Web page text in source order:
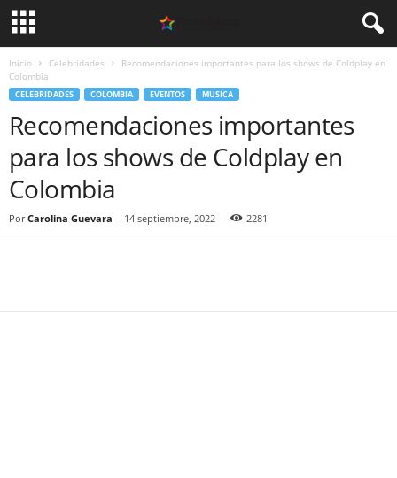
Inicio Celebridades
Recomendaciones importantes para los shows de Coldplay en
Colombia
CELEBRIDADES COLOMBIA EVENTOS MUSICA
Recomendaciones importantes
para los shows de Coldplay en
Colombia
Por Carolina Guevara - 14 septiembre, 2022 2281